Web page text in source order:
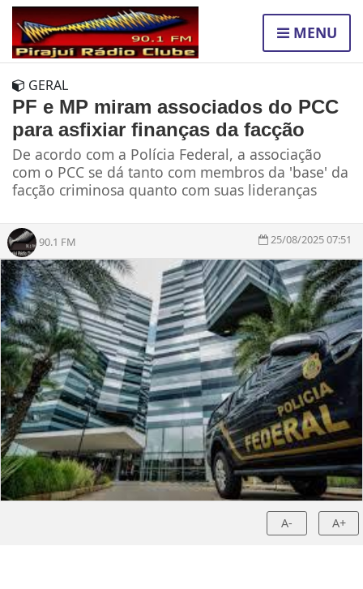
MENU
GERAL
PF e MP miram associados do PCC
para asfixiar finanças da facção
De acordo com a Polícia Federal, a associação
com o PCC se dá tanto com membros da 'base' da
facção criminosa quanto com suas lideranças
90.1 FM 25/08/2025 07:51
A- A+